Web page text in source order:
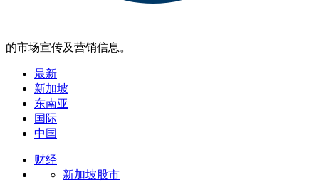
的市场宣传及营销信息。
最新
新加坡
东南亚
国际
中国
财经
新加坡股市